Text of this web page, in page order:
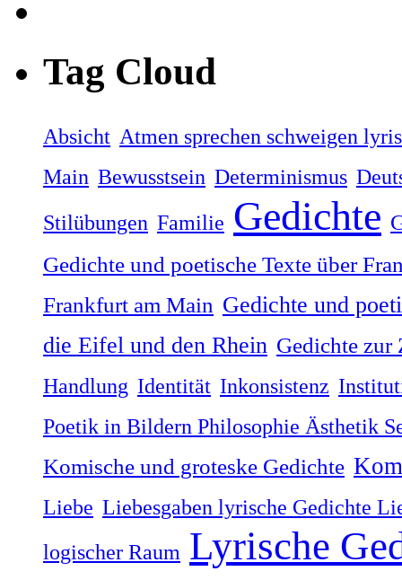
Tag Cloud
Absicht Atmen sprechen schweigen
Main Bewusstsein Determinismus
Stilübungen Familie Gedichte
Gedichte und poetische Texte über
Frankfurt am Main Gedichte und
die Eifel und den Rhein Gedichte zur
Handlung Identität Inkonsistenz
Poetik in Bildern Philosophie Ästhetik
Komische und groteske Gedichte
Liebe Liebesgaben lyrische Gedichte
logischer Raum Lyrische